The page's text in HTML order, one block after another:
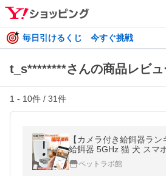
毎日引けるくじ 今すぐ挑戦
t_s********さんの商品レビュ
1 - 10件 / 31件
【カメラ付き給餌器ラ
給餌器 5GHz 猫 犬 スマ
機 wifi ペット フィーダー
守り カメラ
ペットラボ館